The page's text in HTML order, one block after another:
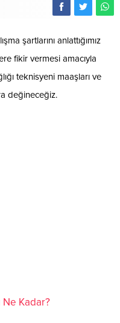
şartlarını anlattığımız
fikir vermesi amacıyla
teknisyeni maaşları ve
değineceğiz.
Ne Kadar?